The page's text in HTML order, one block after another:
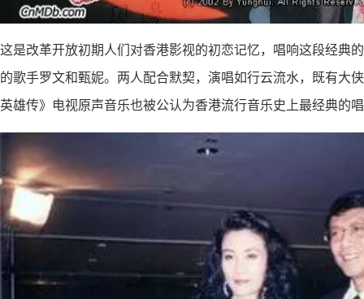
这是改革开放初期人们对香港影视的初恋记忆，唱响这段经典
的歌手罗文和甄妮。两人配合默契，演唱如行云流水，既有大
英雄传》电视原声音乐也被公认为香港流行音乐史上最经典的